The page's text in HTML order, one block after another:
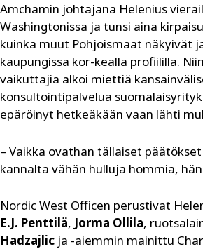
Amchamin johtajana Helenius
Washingtonissa ja tunsi aina
kuinka muut Pohjoismaat näkyivät
kaupungissa kor-kealla profiililla.
vaikuttajia alkoi miettiä
konsultointipalvelua
epäröinyt hetkeäkään vaan lähti
– Vaikka ovathan tällaiset
kannalta vähän hulluja hommia,
Nordic West Officen perustivat
E.J. Penttilä, Jorma Ollila,
Hadzajlic ja -aiemmin mainittu